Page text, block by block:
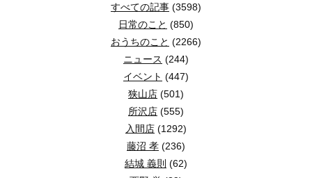
すべての記事 (3598)
日常のこと (850)
おうちのこと (2266)
ニュース (244)
イベント (447)
狭山店 (501)
所沢店 (555)
入間店 (1292)
藤沼 孝 (236)
結城 義則 (62)